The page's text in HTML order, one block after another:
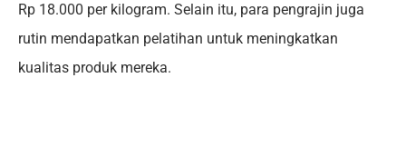
Rp 18.000 per kilogram. Selain itu, para pengrajin juga
rutin mendapatkan pelatihan untuk meningkatkan
kualitas produk mereka.